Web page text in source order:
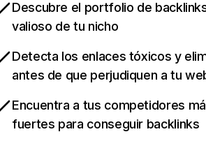
Descubre el portfolio de
valioso de tu nicho
Detecta los enlaces tóxicos y
antes de que perjudiquen a tu
Encuentra a tus competidores
fuertes para conseguir backlinks